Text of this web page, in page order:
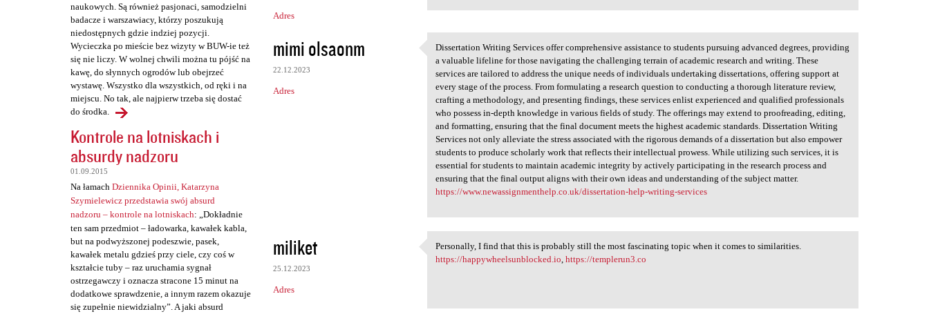
naukowych. Są również pasjonaci, samodzielni
badacze i warszawiacy, którzy poszukują
niedostępnych gdzie indziej pozycji.
Wycieczka po mieście bez wizyty w BUW-ie też
się nie liczy. W wolnej chwili można tu pójść na
kawę, do słynnych ogrodów lub obejrzeć
wystawę. Wszystko dla wszystkich, od ręki i na
miejscu. No tak, ale najpierw trzeba się dostać
do środka.
Kontrole na lotniskach i
absurdy nadzoru
01.09.2015
Na łamach Dziennika Opinii, Katarzyna
Szymielewicz przedstawia swój absurd
nadzoru – kontrole na lotniskach: „Dokładnie
ten sam przedmiot – ładowarka, kawałek kabla,
but na podwyższonej podeszwie, pasek,
kawałek metalu gdzieś przy ciele, czy coś w
kształcie tuby – raz uruchamia sygnał
ostrzegawczy i oznacza stracone 15 minut na
dodatkowe sprawdzenie, a innym razem okazuje
się zupełnie niewidzialny”. A jaki absurd
r
z
e
Adres
mimi olsaonm
22.12.2023
Adres
Dissertation Writing Services
Dissertation Writing Services offer comprehensive assistance to students pursuing advanced degrees, providing
a valuable lifeline for those navigating the challenging terrain of academic research and writing. These
services are tailored to address the unique needs of individuals undertaking dissertations, offering support at
every stage of the process. From formulating a research question to conducting a thorough literature review,
crafting a methodology, and presenting findings, these services enlist experienced and qualified professionals
who possess in-depth knowledge in various fields of study. The offerings may extend to proofreading, editing,
and formatting, ensuring that the final document meets the highest academic standards. Dissertation Writing
Services not only alleviate the stress associated with the rigorous demands of a dissertation but also empower
students to produce scholarly work that reflects their intellectual prowess. While utilizing such services, it is
essential for students to maintain academic integrity by actively participating in the research process and
ensuring that the final output aligns with their own ideas and understanding of the subject matter.
https://www.newassignmenthelp.co.uk/dissertation-help-writing-services
miliket
25.12.2023
Adres
Personally, I find that this
Personally, I find that this is probably still the most fascinating topic when it comes to similarities.
https://happywheelsunblocked.io ,https://templerun3.co